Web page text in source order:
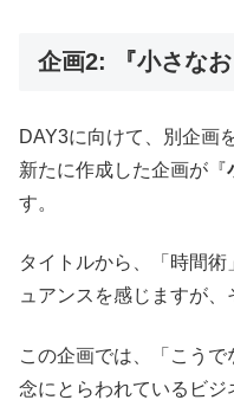
企画2: 『小さなお
DAY3に向けて、別企画
新たに作成した企画が『
す。
タイトルから、「時間
ュアンスを感じますが、
この企画では、「こう
念にとらわれているビ